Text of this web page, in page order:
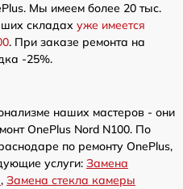
Мы имеем более 20 тыс.
складах уже имеется
. При заказе ремонта на
-25%.
наших мастеров - они
OnePlus Nord N100. По
по ремонту OnePlus,
услуги: Замена
, Замена стекла камеры